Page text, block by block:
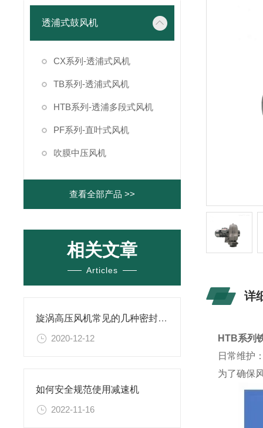
透浦式鼓风机
CX系列-透浦式风机
TB系列-透浦式风机
HTB系列-透浦多段式风机
PF系列-直叶式风机
吹膜中压风机
查看全部产品 >>
相关文章
Articles
旋涡高压风机常见的几种密封方式
2020-12-12
如何安全规范使用减速机
2022-11-16
详
HTB系列
日常维护
为了确保